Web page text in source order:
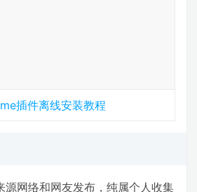
插件离线安装教程
源网络和网友发布，纯属个人收集